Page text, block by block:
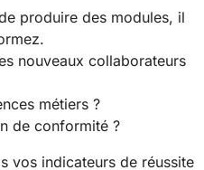
produire des modules, il
nouveaux collaborateurs
métiers ?
de conformité ?
vos indicateurs de réussite